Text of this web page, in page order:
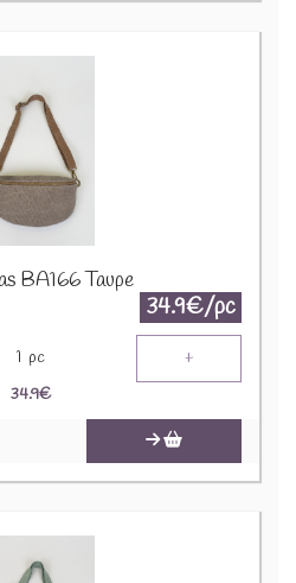
BA166 Taupe
34.9€/pc
1 pc +
34.9€